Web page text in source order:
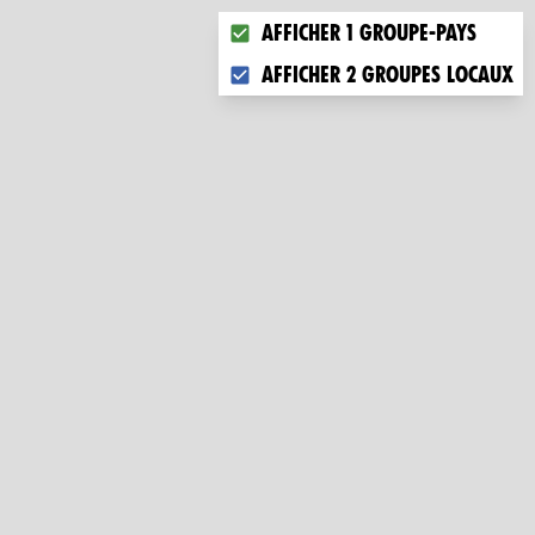
Choose what you want to
Afficher 1 groupe-pays
Afficher 2 groupes locaux